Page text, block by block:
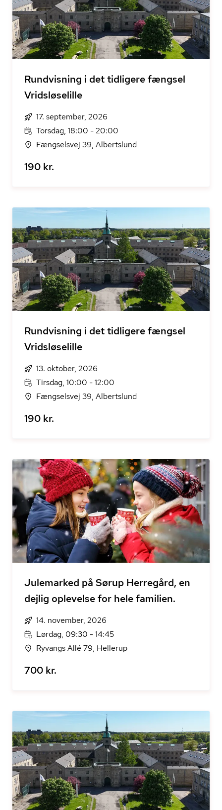
Rundvisning i det tidligere fængsel
Vridsløselille
17. september, 2026
Torsdag, 18:00 - 20:00
Fængselsvej 39, Albertslund
190 kr.
Rundvisning i det tidligere fængsel
Vridsløselille
13. oktober, 2026
Tirsdag, 10:00 - 12:00
Fængselsvej 39, Albertslund
190 kr.
Julemarked på Sørup Herregård, en
dejlig oplevelse for hele familien.
14. november, 2026
Lørdag, 09:30 - 14:45
Ryvangs Allé 79, Hellerup
700 kr.